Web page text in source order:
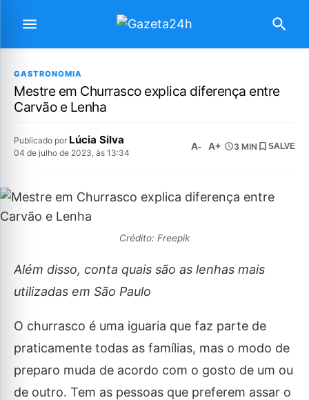
GASTRONOMIA
Mestre em Churrasco explica diferença entre
Carvão e Lenha
Publicado por Lúcia Silva
04 de julho de 2023, às 13:34
A- A+ 3 MIN SALVE
Crédito: Freepik
Além disso, conta quais são as lenhas mais
utilizadas em São Paulo
O churrasco é uma iguaria que faz parte de
praticamente todas as famílias, mas o modo de
preparo muda de acordo com o gosto de um ou
de outro. Tem as pessoas que preferem assar o